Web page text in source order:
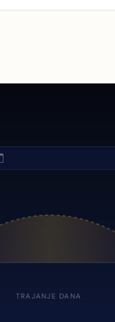
TRAJANJE DANA